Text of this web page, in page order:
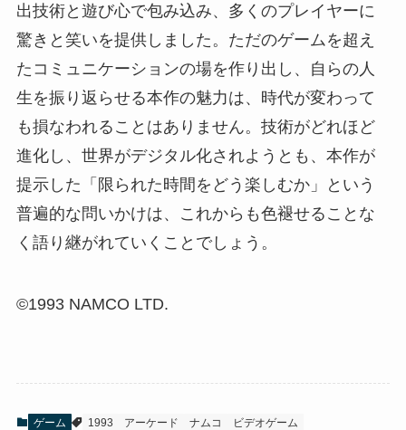
出技術と遊び心で包み込み、多くのプレイヤーに
驚きと笑いを提供しました。ただのゲームを超え
たコミュニケーションの場を作り出し、自らの人
生を振り返らせる本作の魅力は、時代が変わって
も損なわれることはありません。技術がどれほど
進化し、世界がデジタル化されようとも、本作が
提示した「限られた時間をどう楽しむか」という
普遍的な問いかけは、これからも色褪せることな
く語り継がれていくことでしょう。
©1993 NAMCO LTD.
ゲーム 1993 アーケード ナムコ ビデオゲーム